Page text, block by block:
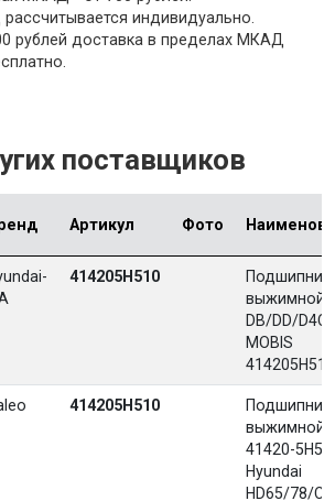
индивидуально.
рублей доставка в пределах МКАД
поставщиков
Артикул Фото
414205H510
Подшипник
выжимной
DB/DD/
MOBIS
414205H510
Подшипник
выжимной
41420-
Hyundai
HD65/78/